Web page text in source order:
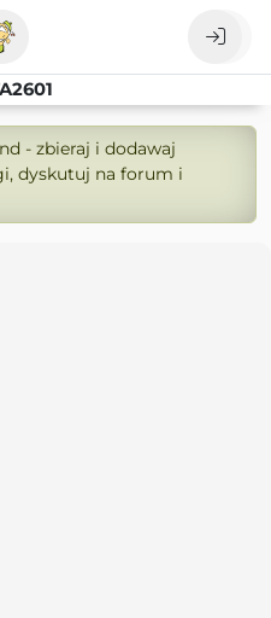
- zbieraj i dodawaj
dyskutuj na forum i